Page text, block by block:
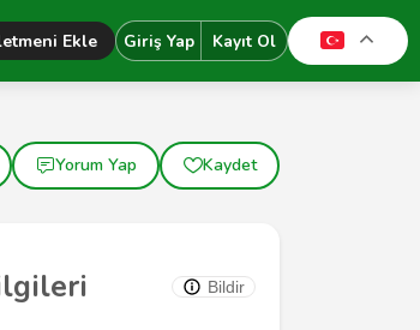
Ekle Giriş Yap Kayıt Ol
Bildir
Yorum Yap Kaydet